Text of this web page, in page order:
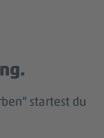
startest du